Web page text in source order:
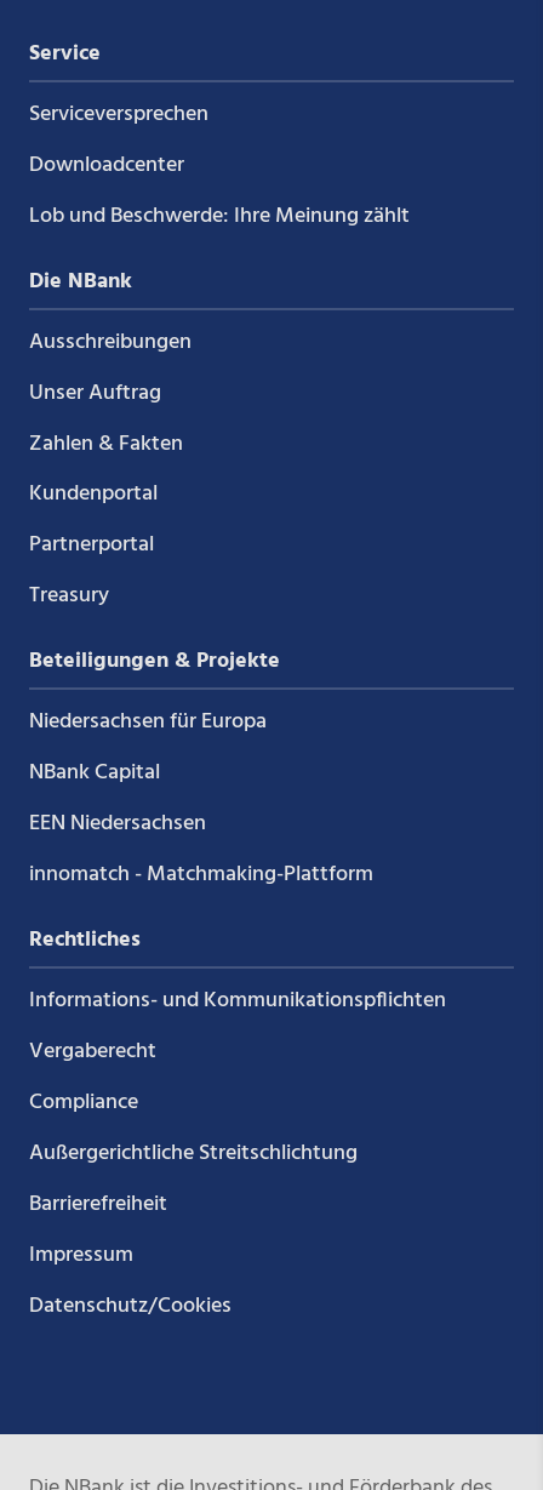
Service
Service­versprechen
Downloadcenter
Lob und Beschwerde: Ihre Meinung zählt
Die NBank
Ausschreibungen
Unser Auftrag
Zahlen & Fakten
Kundenportal
Partnerportal
Treasury
Beteiligungen & Projekte
Niedersachsen für Europa
NBank Capital
EEN Niedersachsen
innomatch - Matchmaking-Plattform
Rechtliches
Informations- und Kommunikations­pflichten
Vergaberecht
Compliance
Außergerichtliche Streitschlichtung
Barrierefreiheit
Impressum
Datenschutz/Cookies